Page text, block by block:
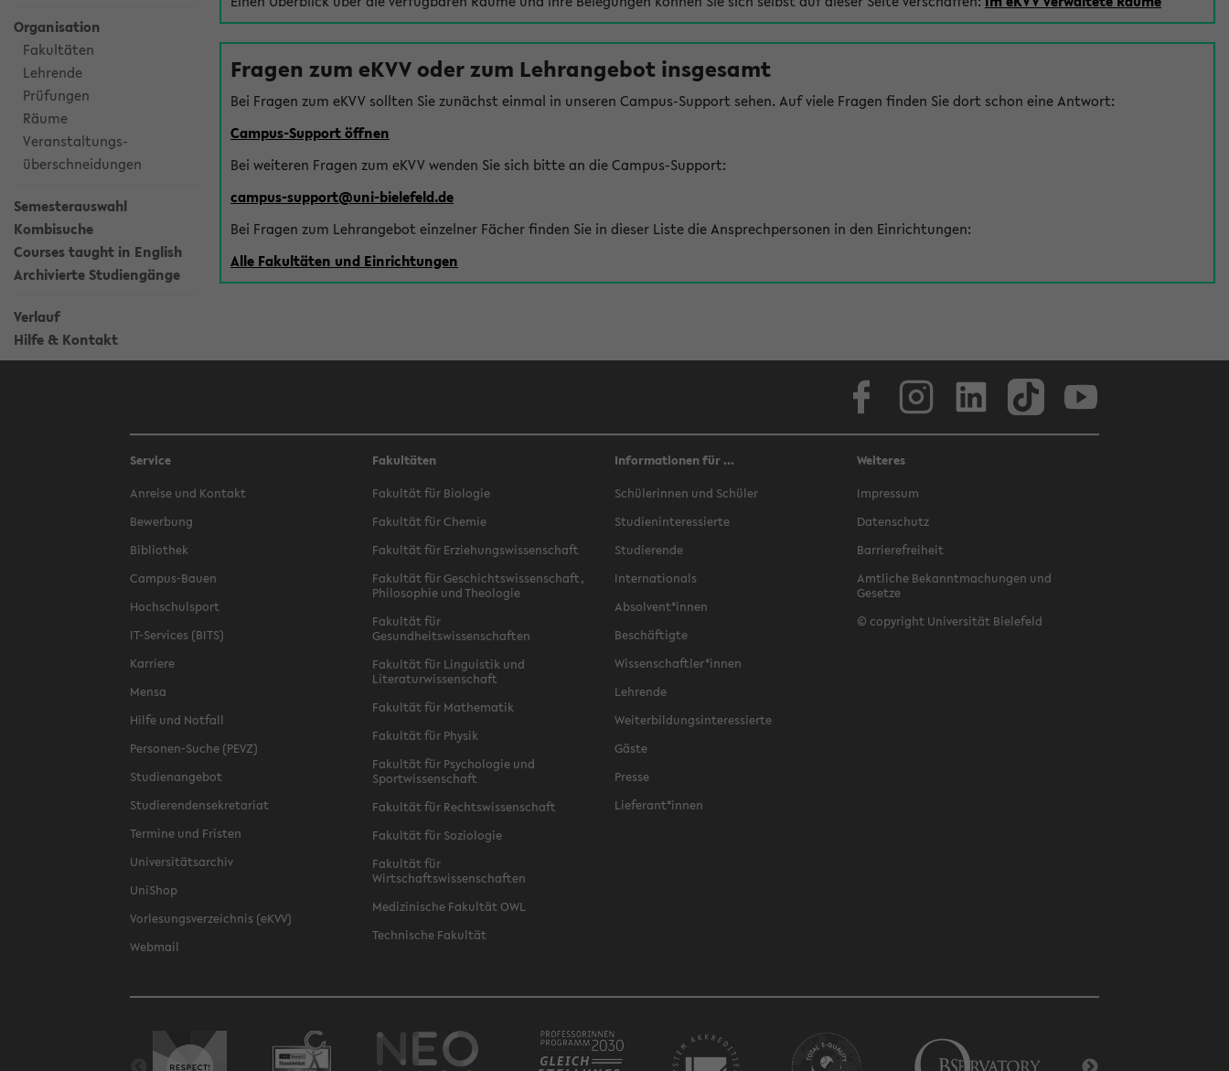
Organisation
Fakultäten
Lehrende
Prüfungen
Räume
Veranstaltungs-
überschneidungen
Semesterauswahl
Kombisuche
Courses taught in English
Archivierte Studiengänge
Verlauf
Hilfe & Kontakt
Fragen zum eKVV oder zum Lehrangebot insgesamt
Bei Fragen zum eKVV sollten Sie zunächst einmal in unseren Campus-Support sehen. Auf viele Fragen finden Sie dort schon eine Antwort:
Campus-Support öffnen
Bei weiteren Fragen zum eKVV wenden Sie sich bitte an die Campus-Support:
campus-support@uni-bielefeld.de
Bei Fragen zum Lehrangebot einzelner Fächer finden Sie in dieser Liste die Ansprechpersonen in den Einrichtungen:
Alle Fakultäten und Einrichtungen
Service
Anreise und Kontakt
Bewerbung
Bibliothek
Campus-Bauen
Hochschulsport
IT-Services (BITS)
Karriere
Mensa
Hilfe und Notfall
Personen-Suche (PEVZ)
Studienangebot
Studierendensekretariat
Termine und Fristen
Universitätsarchiv
UniShop
Vorlesungsverzeichnis (eKVV)
Webmail
Fakultäten
Fakultät für Biologie
Fakultät für Chemie
Fakultät für Erziehungswissenschaft
Fakultät für Geschichtswissenschaft,
Philosophie und Theologie
Fakultät für
Gesundheitswissenschaften
Fakultät für Linguistik und
Literaturwissenschaft
Fakultät für Mathematik
Fakultät für Physik
Fakultät für Psychologie und
Sportwissenschaft
Fakultät für Rechtswissenschaft
Fakultät für Soziologie
Fakultät für
Wirtschaftswissenschaften
Medizinische Fakultät OWL
Technische Fakultät
Informationen für ...
Schülerinnen und Schüler
Studieninteressierte
Studierende
Internationals
Absolvent*innen
Beschäftigte
Wissenschaftler*innen
Lehrende
Weiterbildungsinteressierte
Gäste
Presse
Lieferant*innen
Weiteres
Impressum
Datenschutz
Barrierefreiheit
Amtliche Bekanntmachungen und
Gesetze
© copyright Universität Bielefeld